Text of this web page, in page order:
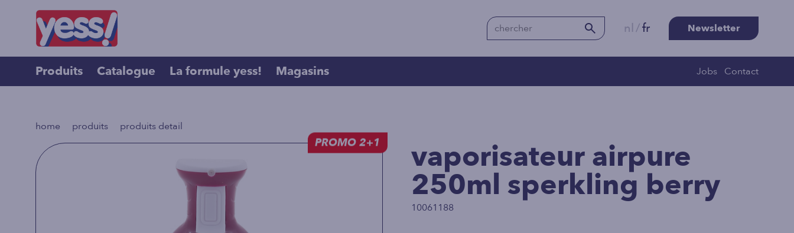
nl/fr Newsletter
Produits Catalogue La formule yess! Magasins Jobs Contact
home produits produits detail
PROMO 2+1 vaporisateur airpure
250ml sperkling berry
10061188